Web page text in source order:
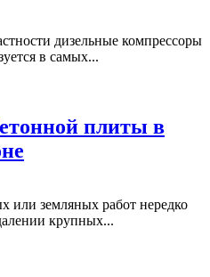
дизельные компрессоры
в самых...
плиты в
или земляных работ нередко
крупных...